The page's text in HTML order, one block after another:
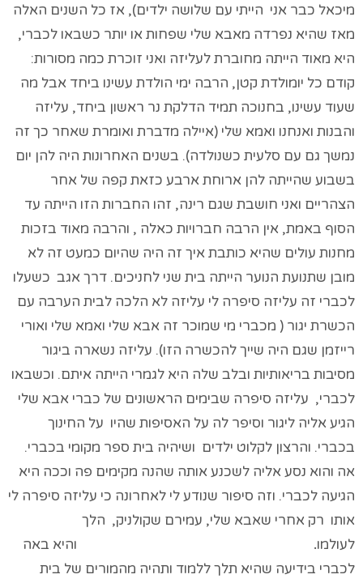
מיכאל כבר אני הייתי עם שלושה ילדים), אז כל השנים האלה
מאז שהיא נפרדה מאבא שלי שפחות או יותר כשבאו לכברי,
היא מאוד הייתה מחוברת לעליזה ואני זוכרת כמה מסורות:
קודם כל יומולדת קטן, הרבה ימי הולדת עשינו ביחד אבל מה
שעוד עשינו, בחנוכה תמיד הדלקת נר ראשון ביחד, עליזה
והבנות ואנחנו ואמא שלי (איילה מדברת ואומרת שאחר כך זה
נמשך גם עם סלעית כשנולדה). בשנים האחרונות היה להן יום
בשבוע שהייתה להן ארוחת ארבע כזאת קפה של אחר
הצהריים ואני חושבת שגם רינה, זהו החברות הזו הייתה עד
הסוף באמת, אין הרבה חברויות כאלה , והרבה מאוד בזכות
מחנות עולים שהיא כותבת איך זה היה שהיום כמעט זה לא
מובן שתנועת הנוער הייתה בית שני לחניכים. דרך אגב כשעלו
לכברי זה עליזה סיפרה לי עליזה לא הלכה לבית הערבה עם
הכשרת יגור ( מכברי מי שמוכר זה אבא שלי ואמא שלי ואורי
רייזמן שגם היה שייך להכשרה הזו). עליזה נשארה ביגור
מסיבות בריאותיות ובלב שלה היא לגמרי הייתה איתם. וכשבאו
לכברי, עליזה סיפרה שבימים הראשונים של כברי אבא שלי
הגיע אליה ליגור וסיפר לה על האסיפות שהיו על החינוך
בכברי. והרצון לקלוט ילדים ושיהיה בית ספר מקומי בכברי.
אה והוא נסע אליה לשכנע אותה שהנה מקימים פה וככה היא
הגיעה לכברי. וזה סיפור שנודע לי לאחרונה כי עליזה סיפרה לי
אותו רק אחרי שאבא שלי, עמירם שקולניק, הלך
לעולמו.
והיא באה
לכברי בידיעה שהיא תלך ללמוד ותהיה מהמורים של בית